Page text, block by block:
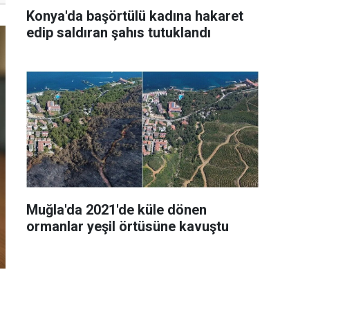
Konya'da başörtülü kadına hakaret
edip saldıran şahıs tutuklandı
Muğla'da 2021'de küle dönen
ormanlar yeşil örtüsüne kavuştu